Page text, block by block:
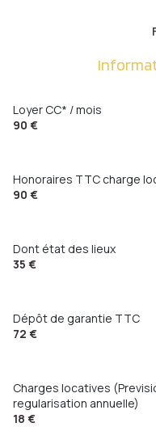
Loyer CC* / mois
90 €
Honoraires TTC charge
90 €
Dont état des lieux
35 €
Dépôt de garantie TTC
72 €
Charges locatives
regularisation annuelle)
18 €